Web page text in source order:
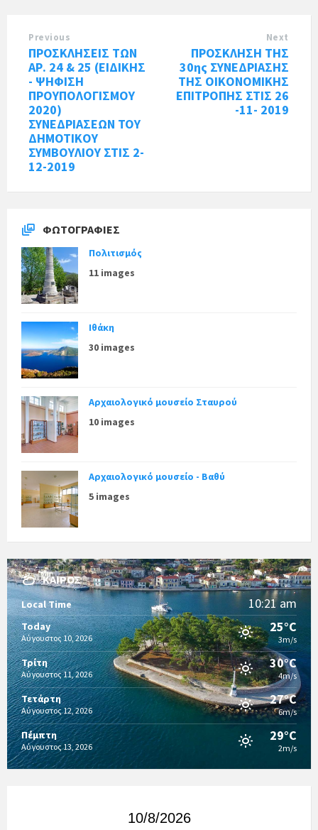
Previous
ΠΡΟΣΚΛΗΣΕΙΣ ΤΩΝ
ΑΡ. 24 & 25 (ΕΙΔΙΚΗΣ
- ΨΗΦΙΣΗ
ΠΡΟΥΠΟΛΟΓΙΣΜΟΥ
2020)
ΣΥΝΕΔΡΙΑΣΕΩΝ ΤΟΥ
ΔΗΜΟΤΙΚΟΥ
ΣΥΜΒΟΥΛΙΟΥ ΣΤΙΣ 2-
12-2019
Next
ΠΡΟΣΚΛΗΣΗ ΤΗΣ
30ης ΣΥΝΕΔΡΙΑΣΗΣ
ΤΗΣ ΟΙΚΟΝΟΜΙΚΗΣ
ΕΠΙΤΡΟΠΗΣ ΣΤΙΣ 26
-11- 2019
ΦΩΤΟΓΡΑΦΊΕΣ
Πολιτισμός
11 images
Ιθάκη
30 images
Αρχαιολογικό μουσείο Σταυρού
10 images
Αρχαιολογικό μουσείο - Βαθύ
5 images
ΚΑΙΡΌΣ
Local Time 10:21 am
Today
Αύγουστος 10, 2026
25°C
3m/s
Τρίτη
Αύγουστος 11, 2026
30°C
4m/s
Τετάρτη
Αύγουστος 12, 2026
27°C
6m/s
Πέμπτη
Αύγουστος 13, 2026
29°C
2m/s
10/8/2026